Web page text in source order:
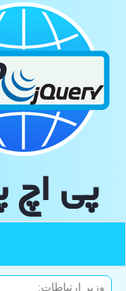
پی اچ
وزیر ارتباطات: